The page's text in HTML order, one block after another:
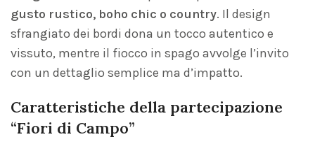
gusto rustico, boho chic o country. Il design
sfrangiato dei bordi dona un tocco autentico e
vissuto, mentre il fiocco in spago avvolge l’invito
con un dettaglio semplice ma d’impatto.
Caratteristiche della partecipazione
“Fiori di Campo”